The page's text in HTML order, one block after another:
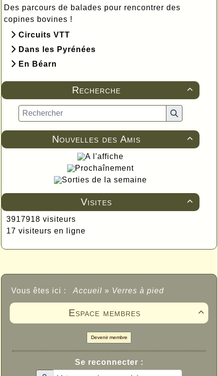
Des parcours de balades pour rencontrer des
copines bovines !
Circuits VTT
Dans les Pyrénées
En Béarn

Recherche

Nouvelles des Amis
A l'affiche
Prochaînement
Sorties de la semaine

Visites
3917918 visiteurs
17 visiteurs en ligne
Vous êtes ici : Accueil » Verres à pied

Espace membres
Devenir membre
Se reconnecter :